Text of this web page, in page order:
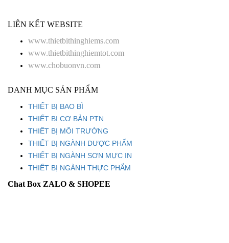
LIÊN KẾT WEBSITE
www.thietbithinghiems.com
www.thietbithinghiemtot.com
www.chobuonvn.com
DANH MỤC SẢN PHẨM
THIẾT BỊ BAO BÌ
THIẾT BỊ CƠ BẢN PTN
THIẾT BỊ MÔI TRƯỜNG
THIẾT BỊ NGÀNH DƯỢC PHẨM
THIẾT BỊ NGÀNH SƠN MỰC IN
THIẾT BỊ NGÀNH THỰC PHẨM
Chat Box ZALO & SHOPEE